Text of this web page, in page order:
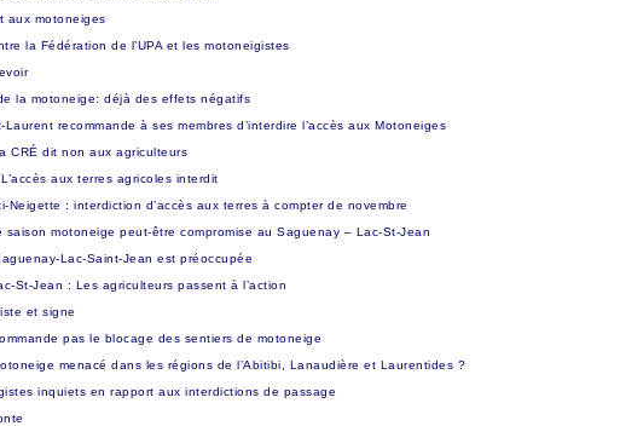
aux motoneiges
la Fédération de l’UPA et les motoneigistes
la motoneige: déjà des effets négatifs
Laurent recommande à ses membres d’interdire l’accès aux Motoneiges
CRÉ dit non aux agriculteurs
aux terres agricoles interdit
Neigette : interdiction d’accès aux terres à compter de novembre
saison motoneige peut-être compromise au Saguenay – Lac-St-Jean
Lac-Saint-Jean est préoccupée
St-Jean : Les agriculteurs passent à l’action
et signe
pas le blocage des sentiers de motoneige
menacé dans les régions de l’Abitibi, Lanaudière et Laurentides ?
inquiets en rapport aux interdictions de passage